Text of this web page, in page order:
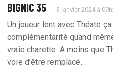
BIGNIC 35 3 janvier 2024 à
Un joueur lent avec Théate
complémentarité quand
vraie charette. A moins que
voie d’être remplacé.